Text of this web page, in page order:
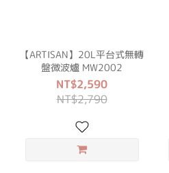
【ARTISAN】20L平台式無轉
盤微波爐 MW2002
NT$2,590
NT$2,790